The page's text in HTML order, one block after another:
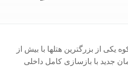
یکی از بزرگترین هتلها با بیش از
جدید با بازسازی کامل داخلی